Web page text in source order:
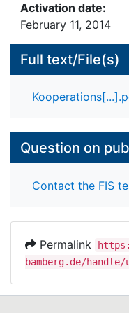
Activation date:
February 11, 2014
Full text/File(s)
Question on
Contact the FIS
Permalink
bamberg.de/handle/